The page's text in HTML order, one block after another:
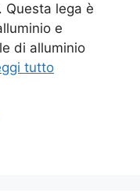
Questa lega è
e
di alluminio
tutto